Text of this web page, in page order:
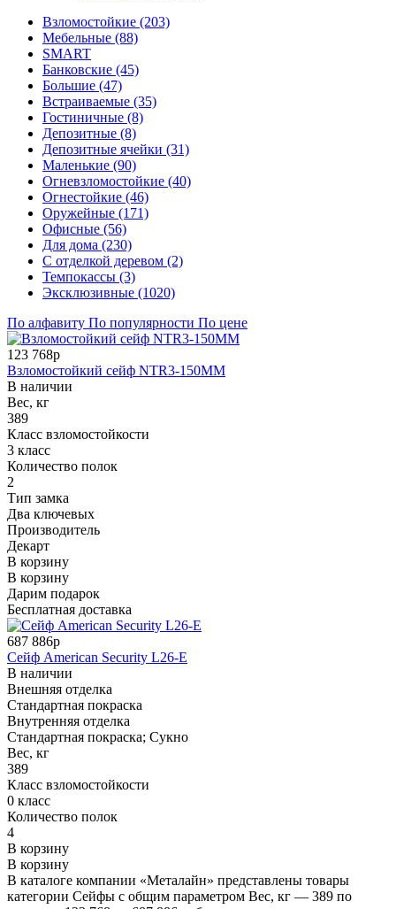
Взломостойкие (203)
Мебельные (88)
SMART
Банковские (45)
Большие (47)
Встраиваемые (35)
Гостиничные (8)
Депозитные (8)
Депозитные ячейки (31)
Маленькие (90)
Огневзломостойкие (40)
Огнестойкие (46)
Оружейные (171)
Офисные (56)
Для дома (230)
С отделкой деревом (2)
Темпокассы (3)
Эксклюзивные (1020)
По алфавиту По популярности По цене
123 768р
Взломостойкий сейф NTR3-150MM
В наличии
Вес, кг
389
Класс взломостойкости
3 класс
Количество полок
2
Тип замка
Два ключевых
Производитель
Декарт
В корзину
В корзину
Дарим подарок
Бесплатная доставка
687 886р
Сейф American Security L26-E
В наличии
Внешняя отделка
Стандартная покраска
Внутренняя отделка
Стандартная покраска; Сукно
Вес, кг
389
Класс взломостойкости
0 класс
Количество полок
4
В корзину
В корзину
В каталоге компании «Металайн» представлены товары
категории Сейфы с общим параметром Вес, кг — 389 по